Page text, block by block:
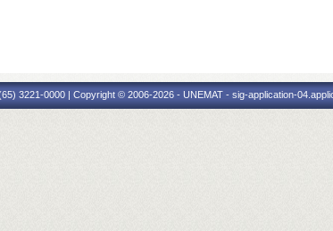
3221-0000 | Copyright © 2006-2026 - UNEMAT - sig-application-